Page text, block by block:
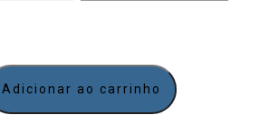
Adicionar ao carrinho